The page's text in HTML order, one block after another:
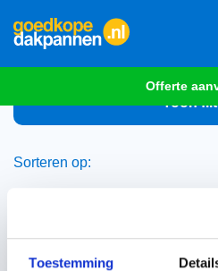
Toestemming
Offerte
Toon
Sorteren op: